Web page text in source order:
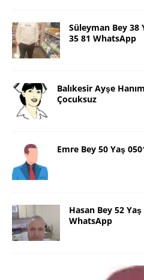
Süleyman Bey 38
35 81 WhatsApp
Balıkesir Ayşe
Çocuksuz
Emre Bey 50 Yaş
Hasan Bey 52
WhatsApp